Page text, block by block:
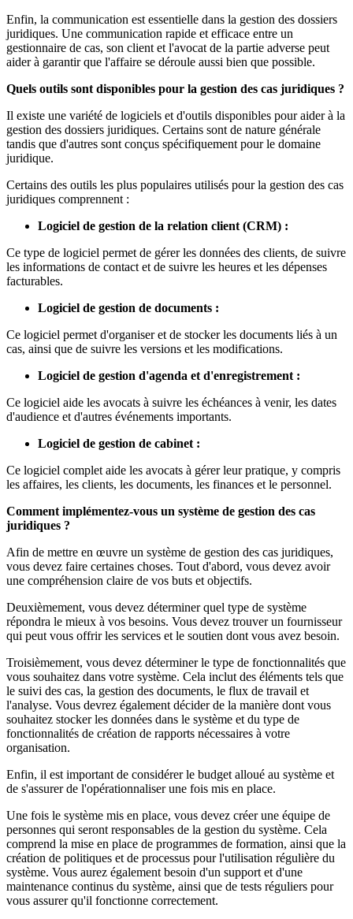
Enfin, la communication est essentielle dans la gestion des dossiers
juridiques. Une communication rapide et efficace entre un
gestionnaire de cas, son client et l'avocat de la partie adverse peut
aider à garantir que l'affaire se déroule aussi bien que possible.
Quels outils sont disponibles pour la gestion des cas juridiques ?
Il existe une variété de logiciels et d'outils disponibles pour aider à la
gestion des dossiers juridiques. Certains sont de nature générale
tandis que d'autres sont conçus spécifiquement pour le domaine
juridique.
Certains des outils les plus populaires utilisés pour la gestion des cas
juridiques comprennent :
Logiciel de gestion de la relation client (CRM) :
Ce type de logiciel permet de gérer les données des clients, de suivre
les informations de contact et de suivre les heures et les dépenses
facturables.
Logiciel de gestion de documents :
Ce logiciel permet d'organiser et de stocker les documents liés à un
cas, ainsi que de suivre les versions et les modifications.
Logiciel de gestion d'agenda et d'enregistrement :
Ce logiciel aide les avocats à suivre les échéances à venir, les dates
d'audience et d'autres événements importants.
Logiciel de gestion de cabinet :
Ce logiciel complet aide les avocats à gérer leur pratique, y compris
les affaires, les clients, les documents, les finances et le personnel.
Comment implémentez-vous un système de gestion des cas
juridiques ?
Afin de mettre en œuvre un système de gestion des cas juridiques,
vous devez faire certaines choses. Tout d'abord, vous devez avoir
une compréhension claire de vos buts et objectifs.
Deuxièmement, vous devez déterminer quel type de système
répondra le mieux à vos besoins. Vous devez trouver un fournisseur
qui peut vous offrir les services et le soutien dont vous avez besoin.
Troisièmement, vous devez déterminer le type de fonctionnalités que
vous souhaitez dans votre système. Cela inclut des éléments tels que
le suivi des cas, la gestion des documents, le flux de travail et
l'analyse. Vous devrez également décider de la manière dont vous
souhaitez stocker les données dans le système et du type de
fonctionnalités de création de rapports nécessaires à votre
organisation.
Enfin, il est important de considérer le budget alloué au système et
de s'assurer de l'opérationnaliser une fois mis en place.
Une fois le système mis en place, vous devez créer une équipe de
personnes qui seront responsables de la gestion du système. Cela
comprend la mise en place de programmes de formation, ainsi que la
création de politiques et de processus pour l'utilisation régulière du
système. Vous aurez également besoin d'un support et d'une
maintenance continus du système, ainsi que de tests réguliers pour
vous assurer qu'il fonctionne correctement.